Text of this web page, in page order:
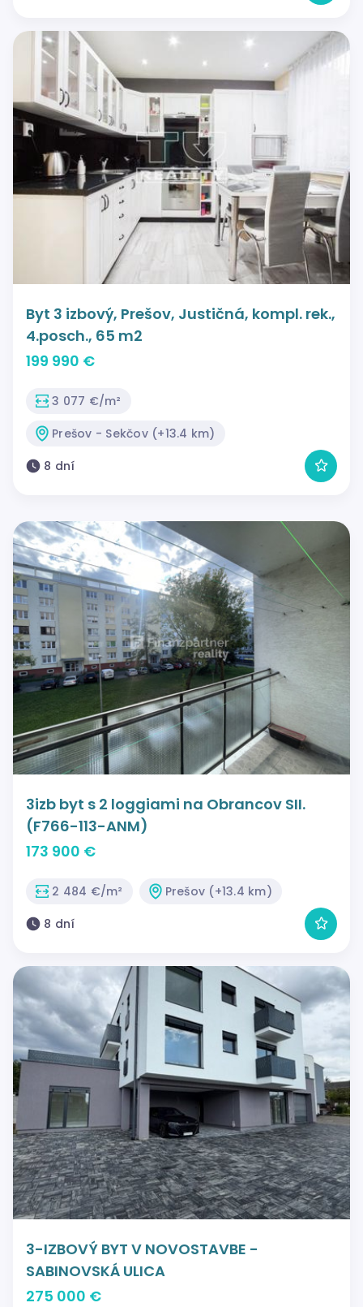
Byt 3 izbový, Prešov, Justičná, kompl. rek.,
4.posch., 65 m2
199 990 €
3 077 €/m²
Prešov - Sekčov (+13.4 km)
8 dní
3izb byt s 2 loggiami na Obrancov SII.
(F766-113-ANM)
173 900 €
2 484 €/m²
Prešov (+13.4 km)
8 dní
3-IZBOVÝ BYT V NOVOSTAVBE -
SABINOVSKÁ ULICA
275 000 €